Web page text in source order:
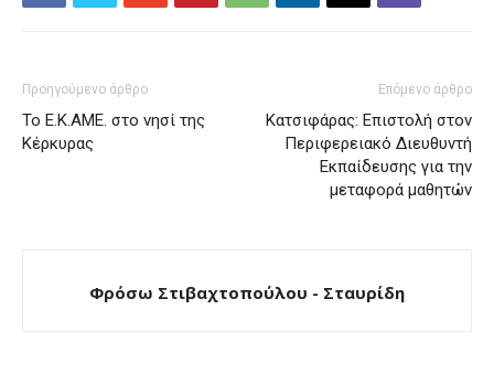
Προηγούμενο άρθρο
Το Ε.Κ.ΑΜΕ. στο νησί της
Κέρκυρας
Επόμενο άρθρο
Κατσιφάρας: Επιστολή στον
Περιφερειακό Διευθυντή
Εκπαίδευσης για την
μεταφορά μαθητών
Φρόσω Στιβαχτοπούλου - Σταυρίδη